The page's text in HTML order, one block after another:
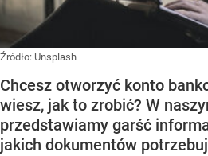
Źródło: Unsplash
Chcesz otworzyć konto
wiesz, jak to zrobić? W
przedstawiamy garść
jakich dokumentów